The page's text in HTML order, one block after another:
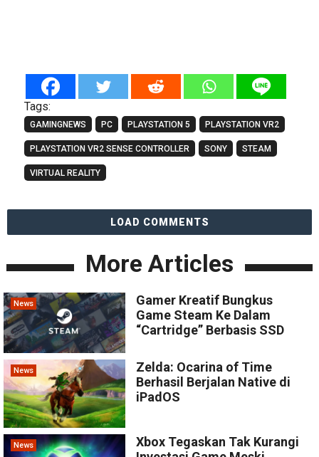
Tags:
GAMINGNEWS PC PLAYSTATION 5 PLAYSTATION VR2
PLAYSTATION VR2 SENSE CONTROLLER SONY STEAM
VIRTUAL REALITY
LOAD COMMENTS
More Articles
News
Gamer Kreatif Bungkus
Game Steam Ke Dalam
“Cartridge” Berbasis SSD
News
Zelda: Ocarina of Time
Berhasil Berjalan Native di
iPadOS
News
Xbox Tegaskan Tak Kurangi